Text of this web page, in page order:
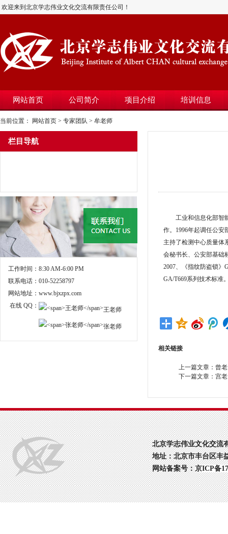
欢迎来到北京学志伟业文化交流有限责任公司！
网站首页 公司简介 项目介绍 培训信息
当前位置： 网站首页 > 专家团队 > 牟老师
栏目导航
工作时间： 8:30 AM-6:00 PM
联系电话： 010-52258797
网站地址： www.bjxzpx.com
在线 QQ：
王老师
张老师
工业和信息化部智
作。1996年起调任公
主持了检测中心质量体
会秘书长、公安部基础
2007、《指纹防盗锁》
GA/T669系列技术标准
相关链接
上一篇文章： 曾
下一篇文章： 宫
北京学志伟业文化交流
地址：北京市丰台区丰
网站备案号：京ICP备